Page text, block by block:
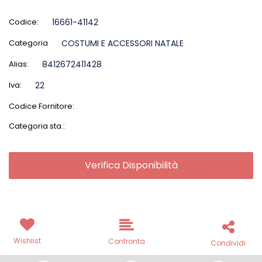
Codice: 16661-41142
Categoria COSTUMI E ACCESSORI NATALE
Alias: 8412672411428
Iva: 22
Codice Fornitore:
Categoria sta.:
Verifica Disponibilità
Wishlist Confronta Condividi